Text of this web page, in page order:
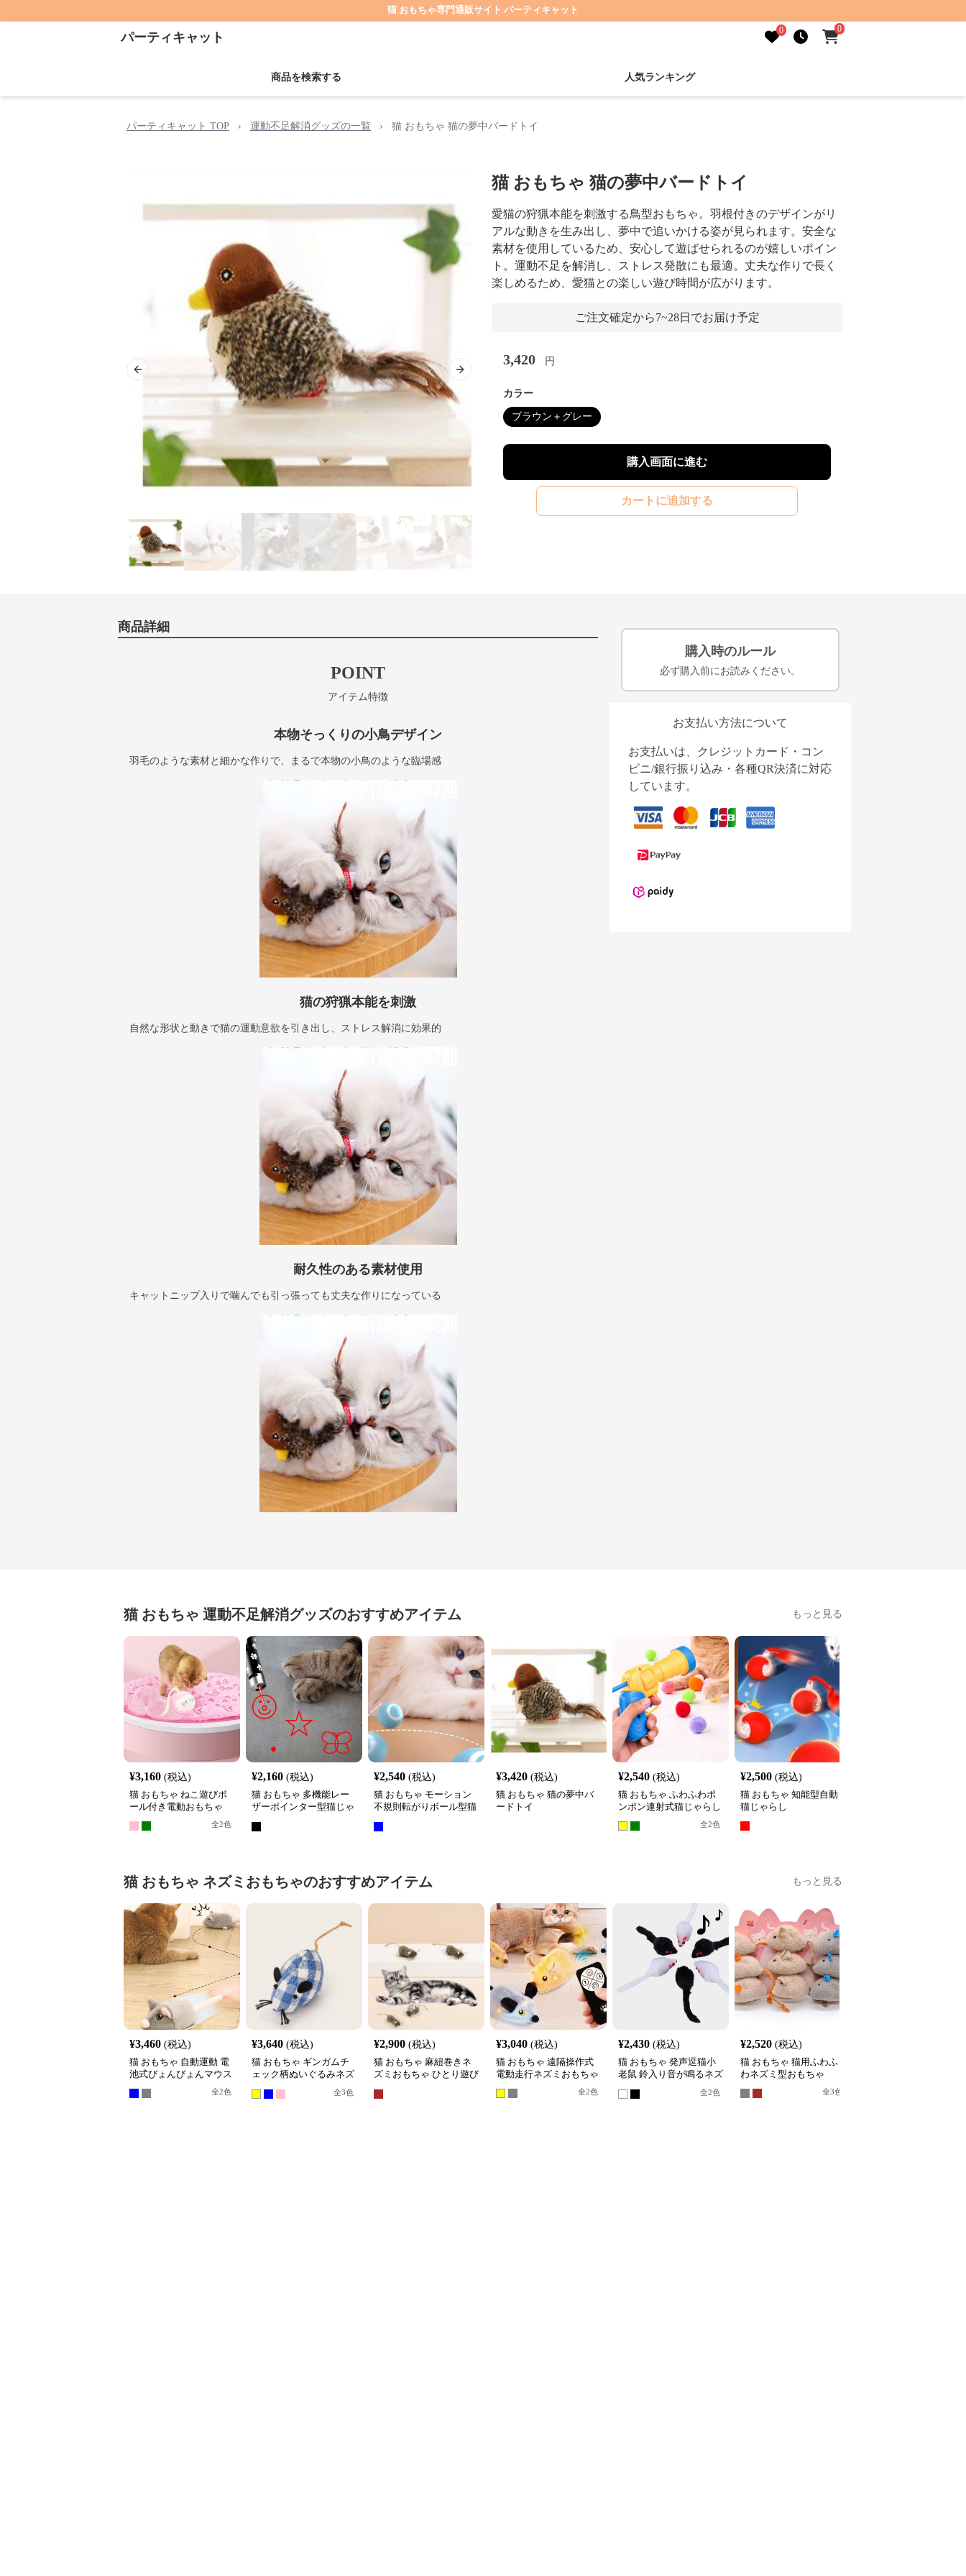
猫 おもちゃ専門通販サイト パーティキャット
パーティキャット 0 0
商品を検索する 人気ランキング
パーティキャット TOP › 運動不足解消グッズの一覧 › 猫 おもちゃ 猫の夢中バードトイ
Previous slide Next slide
猫 おもちゃ 猫の夢中バードトイ
愛猫の狩猟本能を刺激する鳥型おもちゃ。羽根付きのデザインがリ
アルな動きを生み出し、夢中で追いかける姿が見られます。安全な
素材を使用しているため、安心して遊ばせられるのが嬉しいポイン
ト。運動不足を解消し、ストレス発散にも最適。丈夫な作りで長く
楽しめるため、愛猫との楽しい遊び時間が広がります。
ご注文確定から7~28日でお届け予定
3,420 円
カラー
ブラウン＋グレー
購入画面に進む
カートに追加する
商品詳細
POINT
アイテム特徴
本物そっくりの小鳥デザイン
羽毛のような素材と細かな作りで、まるで本物の小鳥のような臨場感
猫の狩猟本能を刺激
自然な形状と動きで猫の運動意欲を引き出し、ストレス解消に効果的
耐久性のある素材使用
キャットニップ入りで噛んでも引っ張っても丈夫な作りになっている
購入時のルール
必ず購入前にお読みください。
お支払い方法について
お支払いは、クレジットカード・コン
ビニ/銀行振り込み・各種QR決済に対応
しています。
猫 おもちゃ 運動不足解消グッズのおすすめアイテム もっと見る
¥3,160 (税込)
猫 おもちゃ ねこ遊びボ
ール付き電動おもちゃ
全2色
¥2,160 (税込)
猫 おもちゃ 多機能レー
ザーポインター型猫じゃ
¥2,540 (税込)
猫 おもちゃ モーション
不規則転がりボール型猫
¥3,420 (税込)
猫 おもちゃ 猫の夢中バ
ードトイ
¥2,540 (税込)
猫 おもちゃ ふわふわポ
ンポン連射式猫じゃらし
全2色
¥2,500 (税込)
猫 おもちゃ 知能型自動
猫じゃらし
猫 おもちゃ ネズミおもちゃのおすすめアイテム もっと見る
¥3,460 (税込)
猫 おもちゃ 自動運動 電
池式ぴょんぴょんマウス
全2色
¥3,640 (税込)
猫 おもちゃ ギンガムチ
ェック柄ぬいぐるみネズ
ミおもちゃ3個セット
全3色
¥2,900 (税込)
猫 おもちゃ 麻紐巻きネ
ズミおもちゃ ひとり遊び
¥3,040 (税込)
猫 おもちゃ 遠隔操作式
電動走行ネズミおもちゃ
全2色
¥2,430 (税込)
猫 おもちゃ 発声逗猫小
老鼠 鈴入り音が鳴るネズ
全2色
¥2,520 (税込)
猫 おもちゃ 猫用ふわふ
わネズミ型おもちゃ
全3色